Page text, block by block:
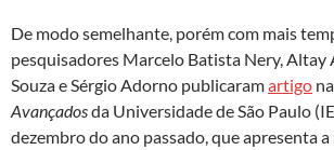
De modo semelhante, porém com mais
pesquisadores Marcelo Batista Nery, Altay
Souza e Sérgio Adorno publicaramartigo
Avançadosda Universidade de São Paulo
dezembro do ano passado, que apresenta